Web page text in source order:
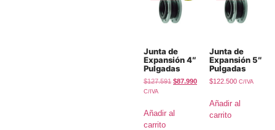
Junta de
Expansión 4″
Pulgadas
$127.591 $87.990
C/IVA
Añadir al
carrito
Junta de
Expansión 5″
Pulgadas
$122.500 C/IVA
Añadir al
carrito